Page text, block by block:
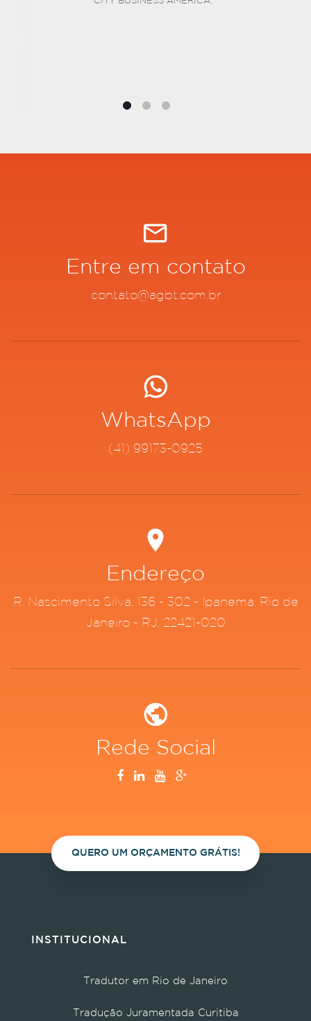
ASSOCIADOS SOCIEDADE DE ADVOGADOS
Entre em contato
contato@agbt.com.br
WhatsApp
(41) 99173-0925
Endereço
R. Nascimento Silva, 136 - 302 - Ipanema, Rio de
Janeiro - RJ, 22421-020
Rede Social
QUERO UM ORÇAMENTO GRÁTIS!
INSTITUCIONAL
Tradutor em Rio de Janeiro
Tradução Juramentada Curitiba